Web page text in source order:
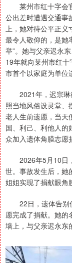
莱州市红十字会
公出差时遭遇交通事
上，她对待公平正
最令人敬仰的，是她
举”。她与父亲迟永
19年就向莱州市红
市首个以家庭为单位
2021年，迟宗琳
照当地风俗设灵堂、
老人生前遗愿，当天
国、利己、利他人的
众加入遗体角膜志愿
2026年5月10日，
世。事故发生后，她
姐姐实现了捐献眼角
22日，遗体告别
愿完成了捐献。她的
墙上，与父亲迟永东